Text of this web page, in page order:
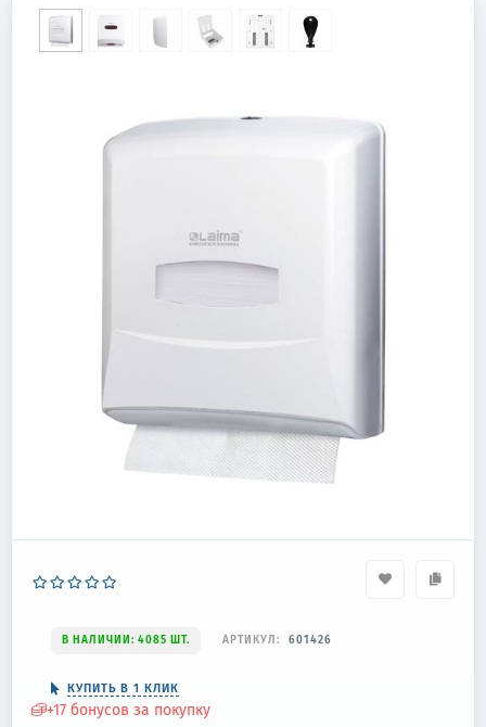
В НАЛИЧИИ: 4085 ШТ. АРТИКУЛ: 601426
КУПИТЬ В 1 КЛИК
+17 бонусов за покупку